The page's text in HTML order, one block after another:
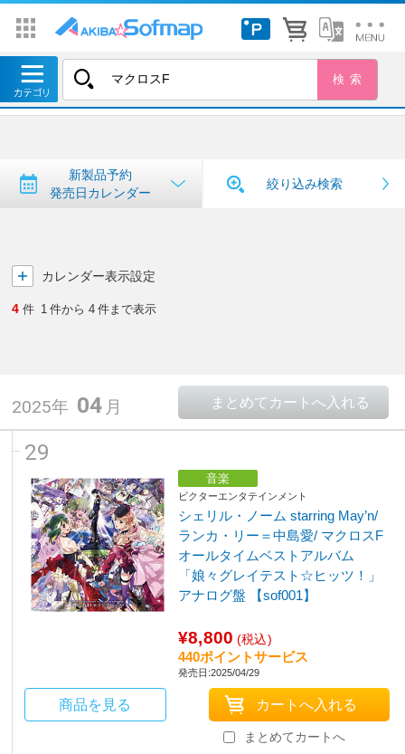
トップ ＞ 新製品予約・発売日カレンダー
新製品予約・発売日カレンダー
新製品予約
発売日カレンダー
絞り込み検索
カレンダー表示設定
4 件 1 件から 4 件まで表示
2025年 04 月
29
音楽
ビクターエンタテインメント
シェリル・ノーム starring May’n/
ランカ・リー＝中島愛/ マクロスF
オールタイムベストアルバム
「娘々グレイテスト☆ヒッツ！」
アナログ盤 【sof001】
¥8,800 (税込)
440ポイントサービス
発売日:2025/04/29
商品を見る
まとめてカートへ